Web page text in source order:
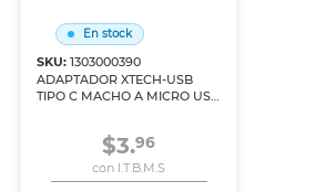
En stock
SKU:1303000390
ADAPTADOR XTECH-USB
TIPO C MACHO A MICRO USB
$3.96
con I.T.B.M.S